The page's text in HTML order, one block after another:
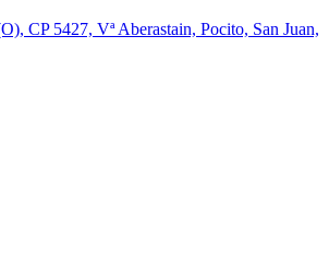
CP 5427, Vª Aberastain, Pocito, San Juan,